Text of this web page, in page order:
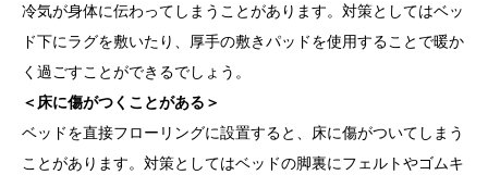
冷気が身体に伝わってしまうことがあります。対策としてはベッ
ド下にラグを敷いたり、厚手の敷きパッドを使用することで暖か
く過ごすことができるでしょう。
＜床に傷がつくことがある＞
ベッドを直接フローリングに設置すると、床に傷がついてしまう
ことがあります。対策としてはベッドの脚裏にフェルトやゴムキ